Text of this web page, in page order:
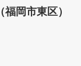
岡市東区）